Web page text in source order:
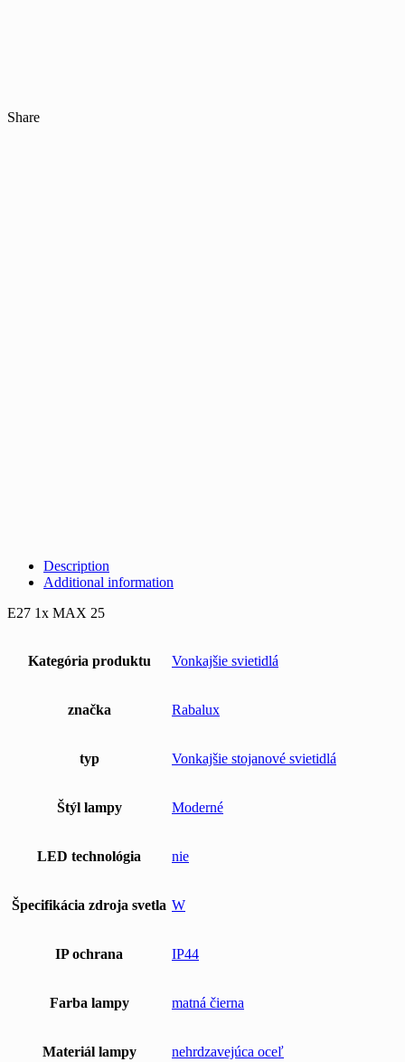
Share
Description
Additional information
E27 1x MAX 25
Kategória produktu Vonkajšie svietidlá
značka Rabalux
typ Vonkajšie stojanové svietidlá
Štýl lampy Moderné
LED technológia nie
Špecifikácia zdroja svetla W
IP ochrana IP44
Farba lampy matná čierna
Materiál lampy nehrdzavejúca oceľ